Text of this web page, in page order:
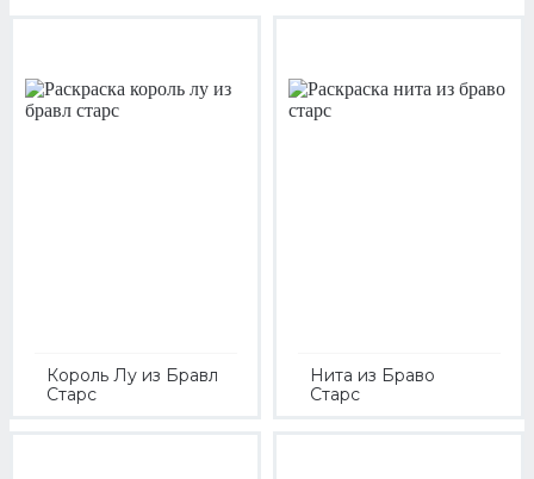
Король Лу из Бравл
Старс
Нита из Браво
Старс